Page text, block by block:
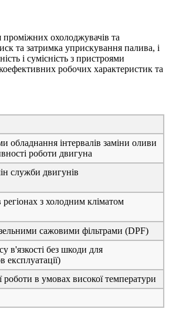
охолоджувачів та
та затримка уприскування палива, і
і сумісність з пристроями
робочих характеристик та
інтервалів заміни оливи
роботи двигуна
служби двигунів
з холодним кліматом
сажовими фільтрами (DPF)
в'язкості без шкоди для
експлуатації)
роботи в умовах високої температури